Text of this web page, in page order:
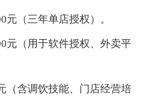
（三年单店授权）。
（用于软件授权、外卖平
含调饮技能、门店经营培